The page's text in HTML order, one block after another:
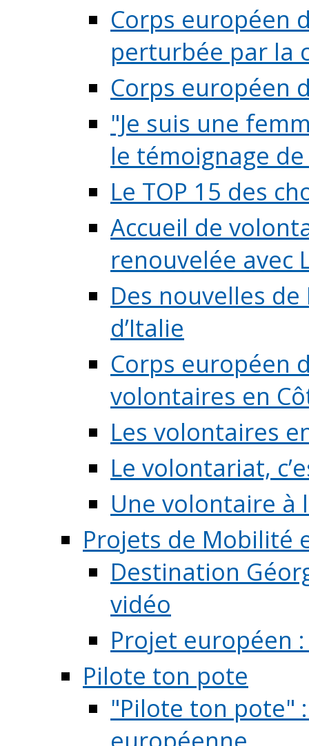
Corps européen
perturbée par la
Corps européen
"Je suis une
le témoignage de
Le TOP 15 des
Accueil de
renouvelée avec
Des nouvelles
d’Italie
Corps européen
volontaires en
Les volontaires
Le volontariat,
Une volontaire à
Projets de Mobilité
Destination
vidéo
Projet européen
Pilote ton pote
"Pilote ton pote"